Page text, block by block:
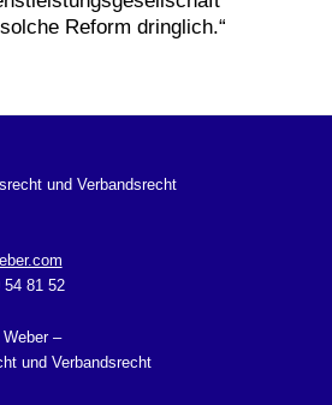
Reform dringlich.“
und Verbandsrecht
54 81 52
–
und Verbandsrecht